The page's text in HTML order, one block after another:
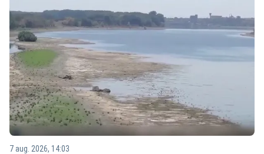
7 aug. 2026, 14:03